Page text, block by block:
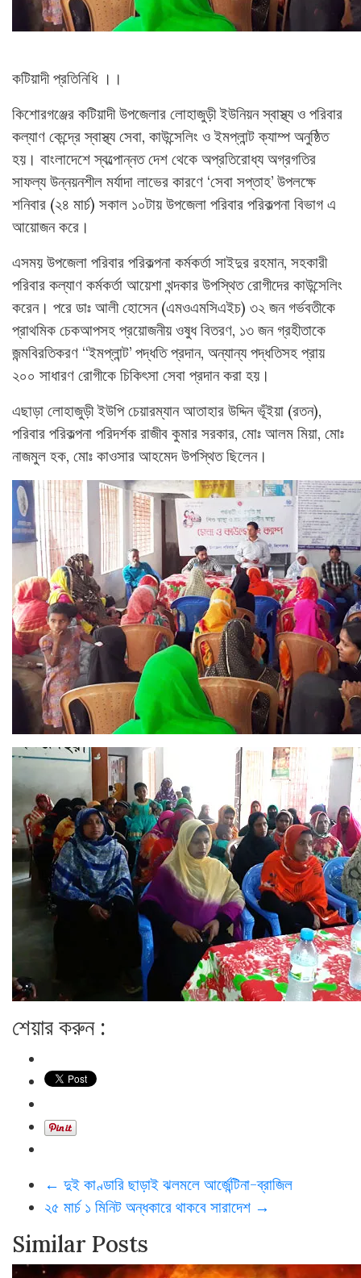
কটিয়াদী প্রতিনিধি ।।
কিশোরগঞ্জের কটিয়াদী উপজেলার লোহাজুড়ী ইউনিয়ন স্বাস্থ্য ও পরিবার
কল্যাণ কেন্দ্রে স্বাস্থ্য সেবা, কাউন্সেলিং ও ইমপ্লান্ট ক্যাম্প অনুষ্ঠিত
হয়। বাংলাদেশে স্বল্পোন্নত দেশ থেকে অপ্রতিরোধ্য অগ্রগতির
সাফল্য উন্নয়নশীল মর্যাদা লাভের কারণে ‘সেবা সপ্তাহ’ উপলক্ষে
শনিবার (২৪ মার্চ) সকাল ১০টায় উপজেলা পরিবার পরিকল্পনা বিভাগ এ
আয়োজন করে।
এসময় উপজেলা পরিবার পরিকল্পনা কর্মকর্তা সাইদুর রহমান, সহকারী
পরিবার কল্যাণ কর্মকর্তা আয়েশা খন্দকার উপস্থিত রোগীদের কাউন্সেলিং
করেন। পরে ডাঃ আলী হোসেন (এমওএমসিএইচ) ৩২ জন গর্ভবতীকে
প্রাথমিক চেকআপসহ প্রয়োজনীয় ওষুধ বিতরণ, ১৩ জন গ্রহীতাকে
জন্মবিরতিকরণ “ইমপ্লান্ট’ পদ্ধতি প্রদান, অন্যান্য পদ্ধতিসহ প্রায়
২০০ সাধারণ রোগীকে চিকিৎসা সেবা প্রদান করা হয়।
এছাড়া লোহাজুড়ী ইউপি চেয়ারম্যান আতাহার উদ্দিন ভূঁইয়া (রতন),
পরিবার পরিকল্পনা পরিদর্শক রাজীব কুমার সরকার, মোঃ আলম মিয়া, মোঃ
নাজমুল হক, মোঃ কাওসার আহমেদ উপস্থিত ছিলেন।
শেয়ার করুন :
← দুই কাণ্ডারি ছাড়াই ঝলমলে আর্জেন্টিনা-ব্রাজিল
২৫ মার্চ ১ মিনিট অন্ধকারে থাকবে সারাদেশ →
Similar Posts